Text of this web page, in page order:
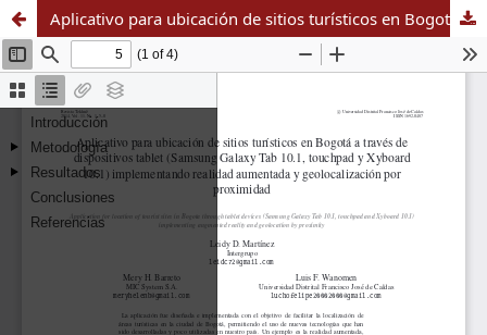
Aplicativo para ubicación de sitios turísticos en Bogotá a través de dispositivos tablet (Samsung Galaxy Tab 10.1, touchpad y Xyboard 10.1) implementando realidad aumentada y geolocalización por proximidad